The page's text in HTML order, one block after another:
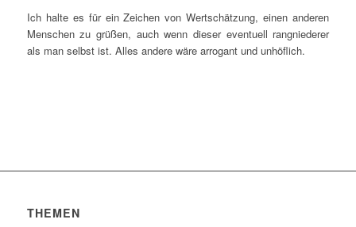
Ich halte es für ein Zeichen von Wertschätzung, einen anderen
Menschen zu grüßen, auch wenn dieser eventuell rangniederer
als man selbst ist. Alles andere wäre arrogant und unhöflich.
THEMEN